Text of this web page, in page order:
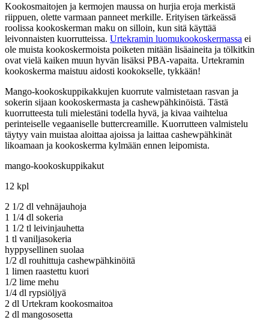
Kookosmaitojen ja kermojen maussa on hurjia eroja merkistä
riippuen, olette varmaan panneet merkille. Erityisen tärkeässä
roolissa kookoskerman maku on silloin, kun sitä käyttää
leivonnaisten kuorrutteissa. Urtekramin luomukookoskermassa ei
ole muista kookoskermoista poiketen mitään lisäaineita ja tölkitkin
ovat vielä kaiken muun hyvän lisäksi PBA-vapaita. Urtekramin
kookoskerma maistuu aidosti kookokselle, tykkään!
Mango-kookoskuppikakkujen kuorrute valmistetaan rasvan ja
sokerin sijaan kookoskermasta ja cashewpähkinöistä. Tästä
kuorrutteesta tuli mielestäni todella hyvä, ja kivaa vaihtelua
perinteiselle vegaaniselle buttercreamille. Kuorrutteen valmistelu
täytyy vain muistaa aloittaa ajoissa ja laittaa cashewpähkinät
likoamaan ja kookoskerma kylmään ennen leipomista.
mango-kookoskuppikakut
12 kpl
2 1/2 dl vehnäjauhoja
1 1/4 dl sokeria
1 1/2 tl leivinjauhetta
1 tl vaniljasokeria
hyppysellinen suolaa
1/2 dl rouhittuja cashewpähkinöitä
1 limen raastettu kuori
1/2 lime mehu
1/4 dl rypsiöljyä
2 dl Urtekram kookosmaitoa
2 dl mangososetta